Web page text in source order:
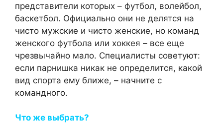
представители которых – футбол, волейбол,
баскетбол. Официально они не делятся на
чисто мужские и чисто женские, но команд
женского футбола или хоккея – все еще
чрезвычайно мало. Специалисты советуют:
если парнишка никак не определится, какой
вид спорта ему ближе, – начните с
командного.
Что же выбрать?